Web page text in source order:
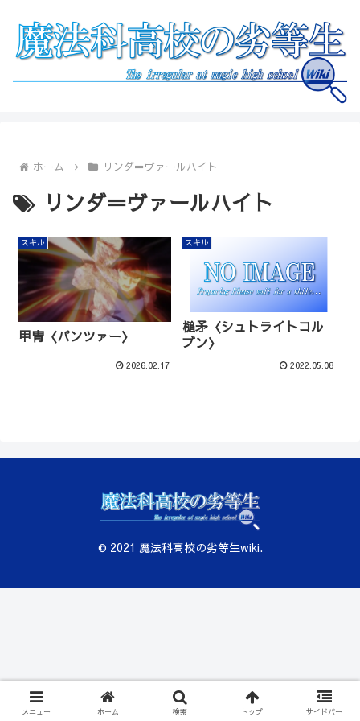
ホーム リンダ＝ヴァールハイト
リンダ＝ヴァールハイト
スキル
甲冑〈パンツァー〉
2026.02.17
スキル
槌矛〈シュトライトコル
ブン〉
2022.05.08
© 2021 魔法科高校の劣等生wiki.
メニュー ホーム 検索 トップ サイドバー